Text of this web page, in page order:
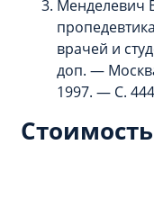
Менделевич
врачей и
доп. —
1997. — С.